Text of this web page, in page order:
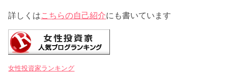
詳しくはこちらの自己紹介にも書いています
女性投資家ランキング